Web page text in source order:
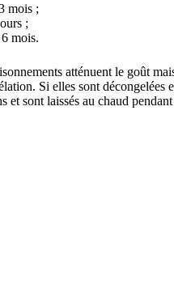
mois ;
;
mois.
atténuent le goût
Si elles sont
et sont laissés au chaud